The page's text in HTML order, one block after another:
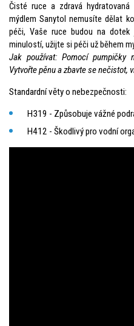
Čisté ruce a zdravá
mýdlem Sanytol nemusíte dělat
péči, Vaše ruce budou na
minulostí, užijte si péči už během
Jak používat: Pomocí pumpičky
Vytvořte pěnu a zbavte se nečistot,
Standardní věty o nebezpečnosti:
H319 - Způsobuje vážné
H412 - Škodlivý pro vodní